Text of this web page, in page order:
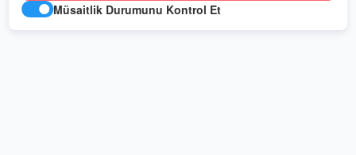
Müsaitlik Durumunu Kontrol Et